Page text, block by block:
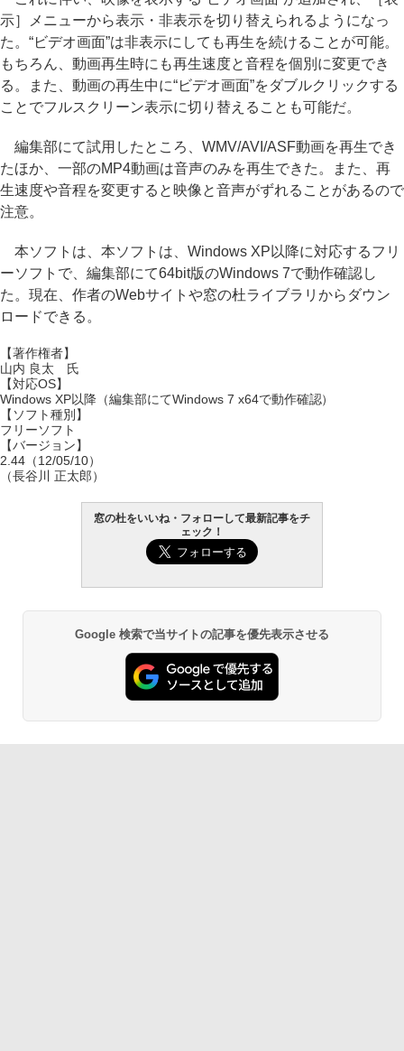
示］メニューから表示・非表示を切り替えられるようになっ
た。“ビデオ画面”は非表示にしても再生を続けることが可能。
もちろん、動画再生時にも再生速度と音程を個別に変更でき
る。また、動画の再生中に“ビデオ画面”をダブルクリックする
ことでフルスクリーン表示に切り替えることも可能だ。
編集部にて試用したところ、WMV/AVI/ASF動画を再生でき
たほか、一部のMP4動画は音声のみを再生できた。また、再
生速度や音程を変更すると映像と音声がずれることがあるので
注意。
本ソフトは、本ソフトは、Windows XP以降に対応するフリ
ーソフトで、編集部にて64bit版のWindows 7で動作確認し
た。現在、作者のWebサイトや窓の杜ライブラリからダウン
ロードできる。
【著作権者】
山内 良太 氏
【対応OS】
Windows XP以降（編集部にてWindows 7 x64で動作確認）
【ソフト種別】
フリーソフト
【バージョン】
2.44（12/05/10）
（長谷川 正太郎）
窓の杜をいいね・フォローして最新記事をチ
ェック！
Google 検索で当サイトの記事を優先表示させる